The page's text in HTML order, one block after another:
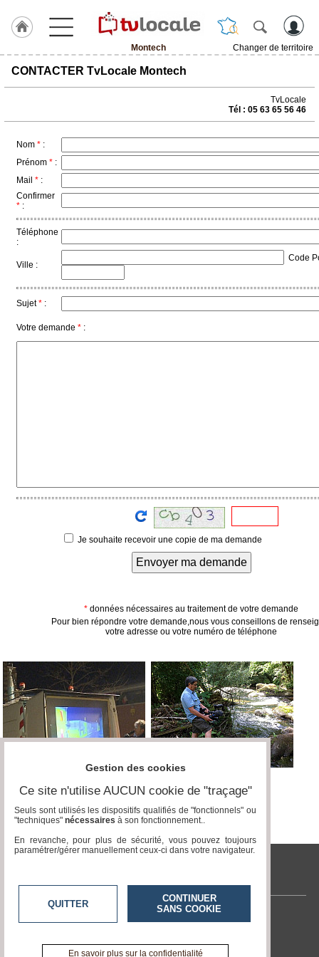
Montech
Changer de territoire
J'adhère
Hulcoq
Montech
TvLocale
Accueil
RUBRIQUES
Agenda
Gazette
éditeur
CONTACTER TvLocale Montech
TvLocale
Tél : 05 63 65 56 46
Nom * :
Prénom * :
Mail * :
Confirmer
* :
Téléphone
:
Ville :
Code
Sujet* :
Votre demande * :
Je souhaite recevoir une copie de ma demande
Envoyer ma demande
* données nécessaires au traitement de votre demande
Pour bien répondre votre demande,nous vous conseillons de
votre adresse ou votre numéro de téléphone
tvlocale.fr
Contactez-nous
A propos de tvlocale.fr
Gestion des cookies
Ce site n'utilise AUCUN cookie de "traçage"
Seuls sont utilisés les dispositifs qualifiés de "fonctionnels" ou
"techniques" nécessaires à son fonctionnement..
En revanche, pour plus de sécurité, vous pouvez toujours
paramétrer/gérer manuellement ceux-ci dans votre navigateur.
QUITTER
CONTINUER
SANS COOKIE
En savoir plus sur la confidentialité